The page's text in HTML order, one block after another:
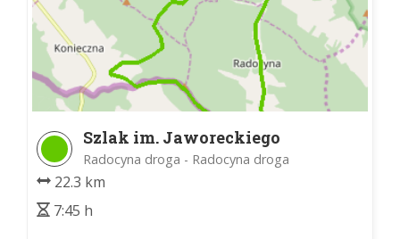
Szlak im. Jaworeckiego
Radocyna droga - Radocyna droga
22.3 km
7:45 h